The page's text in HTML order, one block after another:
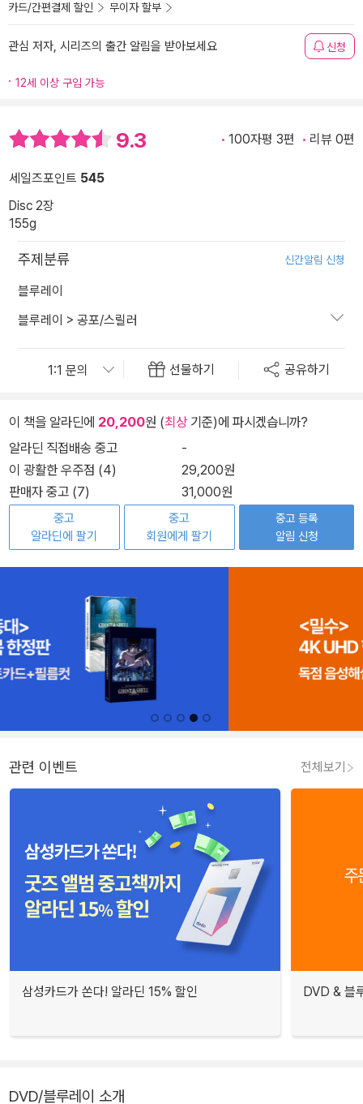
카드/간편결제 할인 무이자 할부
관심 저자, 시리즈의 출간 알림을 받아보세요 신청
12세 이상 구입 가능
9.3 100자평 3편 리뷰 0편
세일즈포인트 545
Disc 2장
155g
주제분류 신간알림 신청
블루레이
블루레이 > 공포/스릴러
선물하기 공유하기
이 책을 알라딘에 20,200원 (최상기준)에 파시겠습니까?
알라딘 직접배송 중고
-
이 광활한 우주점 (4)
29,200원
판매자 중고 (7)
31,000원
중고
알라딘에 팔기
중고
회원에게 팔기
중고 등록
알림 신청
관련 이벤트 전체보기
삼성카드가 쏜다! 알라딘 15% 할인 DVD & 블
DVD/블루레이 소개